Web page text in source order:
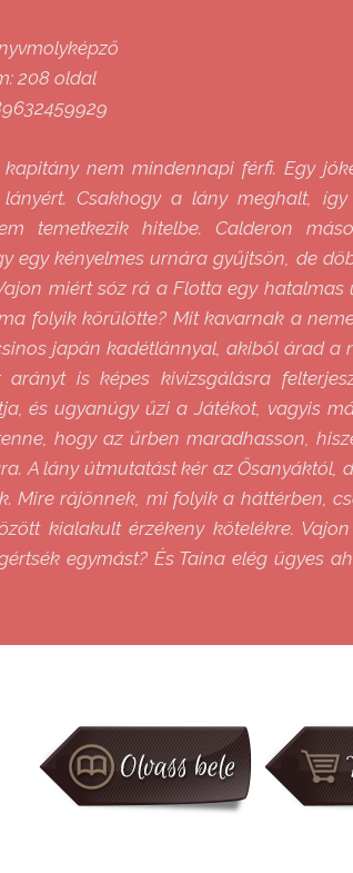
208 oldal
kapitány nem mindennapi férfi. Egy
Csakhogy a lány meghalt,
temetkezik hitelbe. Calderon
egy kényelmes urnára gyűjtsön, de
miért sóz rá a Flotta egy
folyik körülötte? Mit kavarnak a
japán kadétlánnyal, akiből árad a
arányt is képes kivizsgálásra
és ugyanúgy űzi a Játékot, vagyis
hogy az űrben maradhasson,
A lány útmutatást kér az Ősanyáktól,
Mire rájönnek, mi folyik a háttérben,
kialakult érzékeny kötelékre.
egymást? És Taina elég ügyes